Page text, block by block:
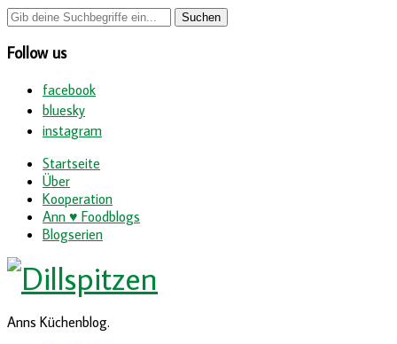
Follow us
facebook
bluesky
instagram
Startseite
Über
Kooperation
Ann ♥ Foodblogs
Blogserien
Anns Küchenblog.